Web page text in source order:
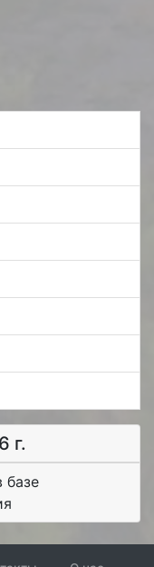
г.
базе